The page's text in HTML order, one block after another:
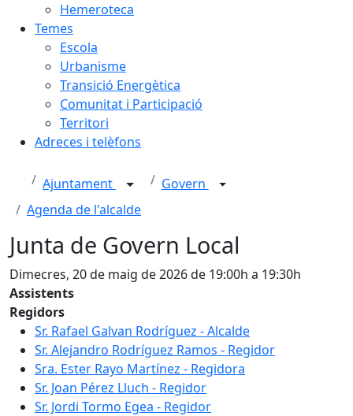
Hemeroteca
Temes
Escola
Urbanisme
Transició Energètica
Comunitat i Participació
Territori
Adreces i telèfons
Ajuntament
Govern
Agenda de l'alcalde
Junta de Govern Local
Dimecres, 20 de maig de 2026 de 19:00h a 19:30h
Assistents
Regidors
Sr. Rafael Galvan Rodríguez - Alcalde
Sr. Alejandro Rodríguez Ramos - Regidor
Sra. Ester Rayo Martínez - Regidora
Sr. Joan Pérez Lluch - Regidor
Sr. Jordi Tormo Egea - Regidor